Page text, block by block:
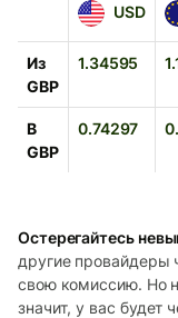
USD
USD
Из
GBP
1.34595
В
GBP
0.74297
Остерегайтесь
другие провайдеры
свою комиссию. Но
значит, у вас будет